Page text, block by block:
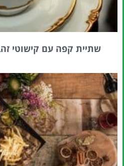
שתיית קפה עם קישוטי